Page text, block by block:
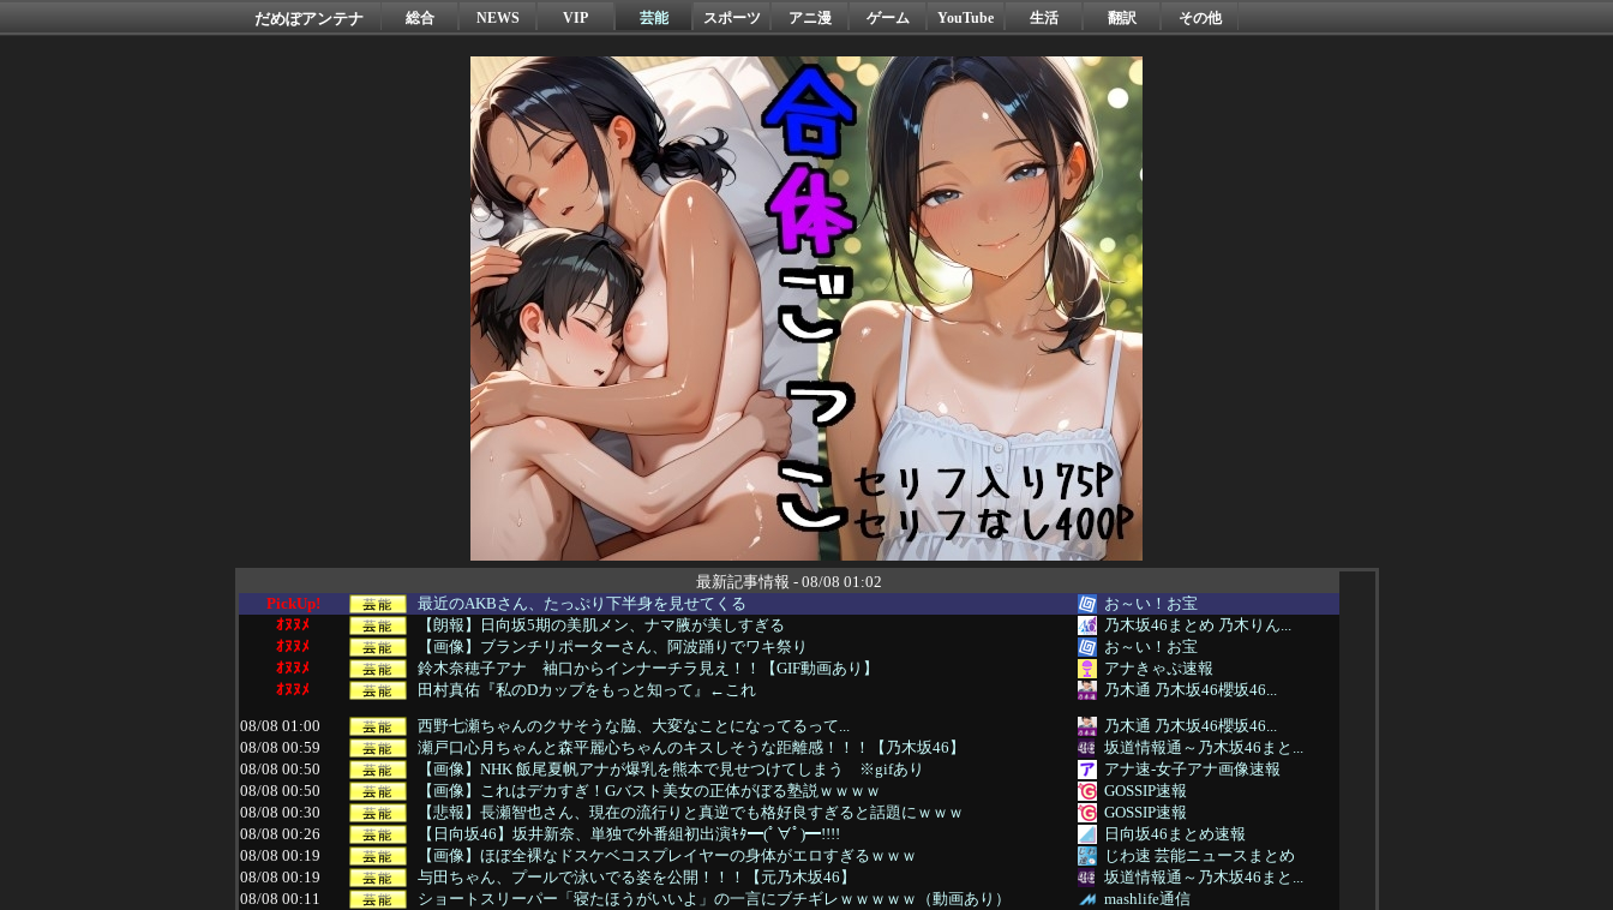
だめぽアンテナ 総合 NEWS VIP 芸能 スポーツ アニ漫 ゲーム YouTube 生活 翻訳 その他
最新記事情報 - 08/08 01:02
PickUp!
最近のAKBさん、たっぷり下半身を見せてくる
お～い！お宝
ｵﾇﾇﾒ
【朗報】日向坂5期の美肌メン、ナマ腋が美しすぎる
乃木坂46まとめ 乃木りん...
ｵﾇﾇﾒ
【画像】ブランチリポーターさん、阿波踊りでワキ祭り
お～い！お宝
ｵﾇﾇﾒ
鈴木奈穂子アナ 袖口からインナーチラ見え！！【GIF動画あり】
アナきゃぷ速報
ｵﾇﾇﾒ
田村真佑『私のDカップをもっと知って』←これ
乃木通 乃木坂46櫻坂46...
08/08 01:00
西野七瀬ちゃんのクサそうな脇、大変なことになってるって...
乃木通 乃木坂46櫻坂46...
08/08 00:59
瀬戸口心月ちゃんと森平麗心ちゃんのキスしそうな距離感！！！【乃木坂46】
坂道情報通～乃木坂46まと...
08/08 00:50
【画像】NHK 飯尾夏帆アナが爆乳を熊本で見せつけてしまう ※gifあり
アナ速‐女子アナ画像速報
08/08 00:50
【画像】これはデカすぎ！Gバスト美女の正体がぼる塾説ｗｗｗｗ
GOSSIP速報
08/08 00:30
【悲報】長瀬智也さん、現在の流行りと真逆でも格好良すぎると話題にｗｗｗ
GOSSIP速報
08/08 00:26
【日向坂46】坂井新奈、単独で外番組初出演ｷﾀ━(ﾟ∀ﾟ)━!!!!
日向坂46まとめ速報
08/08 00:19
【画像】ほぼ全裸なドスケベコスプレイヤーの身体がエロすぎるｗｗｗ
じわ速 芸能ニュースまとめ
08/08 00:19
与田ちゃん、プールで泳いでる姿を公開！！！【元乃木坂46】
坂道情報通～乃木坂46まと...
08/08 00:11
ショートスリーパー「寝たほうがいいよ」の一言にブチギレｗｗｗｗｗ（動画あり）
mashlife通信